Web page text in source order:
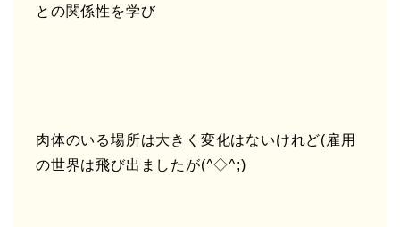
との関係性を学び
肉体のいる場所は大きく変化はないけれど(雇用
の世界は飛び出ましたが(^◇^;)